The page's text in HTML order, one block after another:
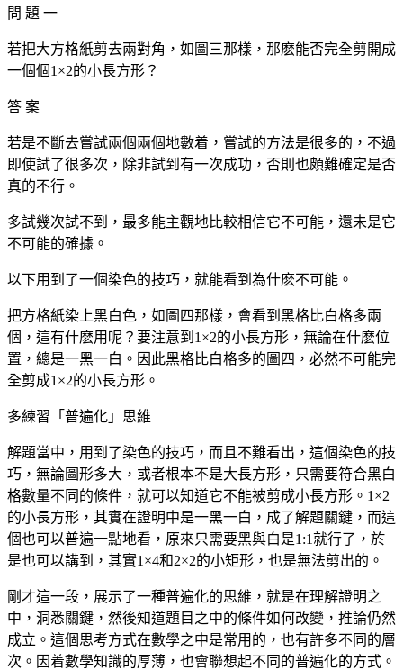
問 題 一
若把大方格紙剪去兩對角，如圖三那樣，那麽能否完全剪開成
一個個1×2的小長方形？
答 案
若是不斷去嘗試兩個兩個地數着，嘗試的方法是很多的，不過
即使試了很多次，除非試到有一次成功，否則也頗難確定是否
真的不行。
多試幾次試不到，最多能主觀地比較相信它不可能，還未是它
不可能的確據。
以下用到了一個染色的技巧，就能看到為什麽不可能。
把方格紙染上黑白色，如圖四那樣，會看到黑格比白格多兩
個，這有什麽用呢？要注意到1×2的小長方形，無論在什麽位
置，總是一黑一白。因此黑格比白格多的圖四，必然不可能完
全剪成1×2的小長方形。
多練習「普遍化」思維
解題當中，用到了染色的技巧，而且不難看出，這個染色的技
巧，無論圖形多大，或者根本不是大長方形，只需要符合黑白
格數量不同的條件，就可以知道它不能被剪成小長方形。1×2
的小長方形，其實在證明中是一黑一白，成了解題關鍵，而這
個也可以普遍一點地看，原來只需要黑與白是1:1就行了，於
是也可以講到，其實1×4和2×2的小矩形，也是無法剪出的。
剛才這一段，展示了一種普遍化的思維，就是在理解證明之
中，洞悉關鍵，然後知道題目之中的條件如何改變，推論仍然
成立。這個思考方式在數學之中是常用的，也有許多不同的層
次。因着數學知識的厚薄，也會聯想起不同的普遍化的方式。